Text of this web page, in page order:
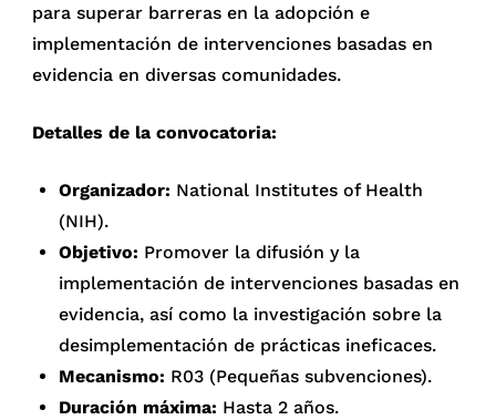
para superar barreras en la adopción e
implementación de intervenciones basadas en
evidencia en diversas comunidades.
Detalles de la convocatoria:
Organizador: National Institutes of Health
(NIH).
Objetivo: Promover la difusión y la
implementación de intervenciones basadas en
evidencia, así como la investigación sobre la
desimplementación de prácticas ineficaces.
Mecanismo: R03 (Pequeñas subvenciones).
Duración máxima: Hasta 2 años.